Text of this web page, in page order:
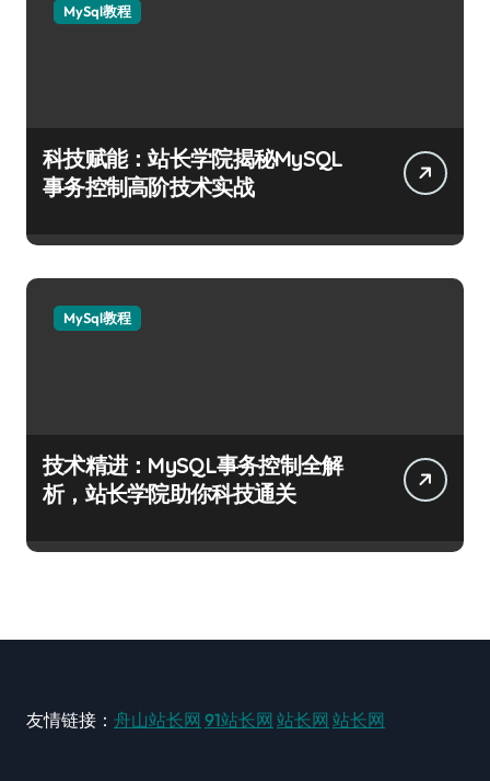
MySql教程
科技赋能：站长学院揭秘MySQL
事务控制高阶技术实战
MySql教程
技术精进：MySQL事务控制全解
析，站长学院助你科技通关
友情链接： 舟山站长网 91站长网 站长网 站长网